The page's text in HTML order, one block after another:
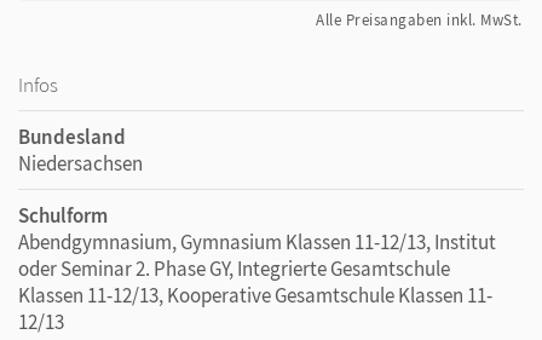
Alle Preisangaben inkl. MwSt.
Infos
Bundesland
Niedersachsen
Schulform
Abendgymnasium, Gymnasium Klassen 11-12/13, Institut
oder Seminar 2. Phase GY, Integrierte Gesamtschule
Klassen 11-12/13, Kooperative Gesamtschule Klassen 11-
12/13